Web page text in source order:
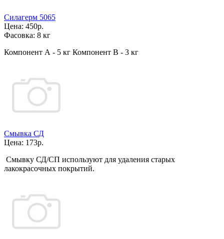
Силагерм 5065
Цена: 450р.
Фасовка: 8 кг
Компонент А - 5 кг Компонент В - 3 кг
Смывка СД
Цена: 173р.
Смывку СД/СП используют для удаления старых
лакокрасочных покрытий.